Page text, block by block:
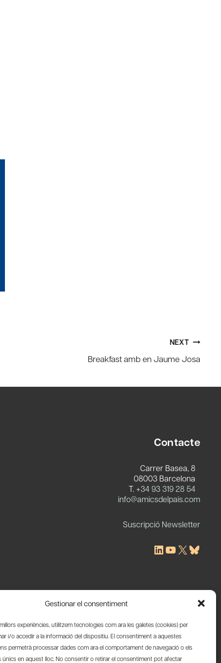
Gestionar el consentiment
experiències, utilitzem tecnologies com ara les galetes (cookies) per
i/o accedir a la informació del dispositiu. El consentiment a aquestes
permetrà processar dades com ara el comportament de navegació o els
únics en aquest lloc. No consentir o retirar el consentiment pot afectar
NEXT
Breakfast amb en Jaume Josa
Contacte
Carrer Basea, 8
08003 Barcelona
T. +34 93 319 28 54
info@amicsdelpais.com
Suscripció Newsletter
LinkedIn
YouTube
X